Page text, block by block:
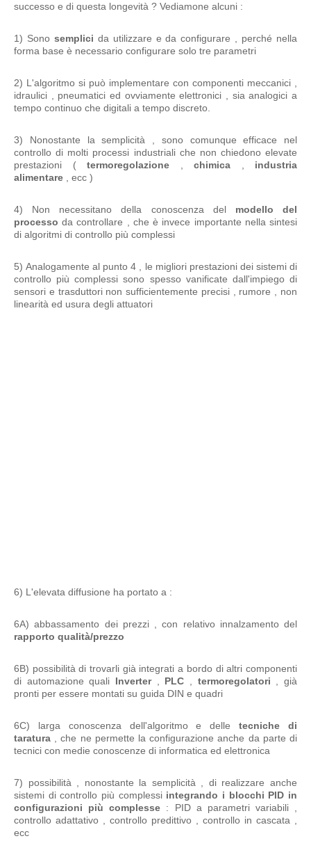
successo e di questa longevità ? Vediamone alcuni :
1) Sono semplici da utilizzare e da configurare , perché nella
forma base è necessario configurare solo tre parametri
2) L'algoritmo si può implementare con componenti meccanici ,
idraulici , pneumatici ed ovviamente elettronici , sia analogici a
tempo continuo che digitali a tempo discreto.
3) Nonostante la semplicità , sono comunque efficace nel
controllo di molti processi industriali che non chiedono elevate
prestazioni ( termoregolazione chimica
industria
alimentare , ecc )
4) Non necessitano della conoscenza del modello
del
processo da controllare , che è invece importante nella sintesi
di algoritmi di controllo più complessi
5) Analogamente al punto 4 , le migliori prestazioni dei sistemi di
controllo più complessi sono spesso vanificate dall'impiego di
sensori e trasduttori non sufficientemente precisi , rumore , non
linearità ed usura degli attuatori
6) L'elevata diffusione ha portato a :
6A) abbassamento dei prezzi , con relativo innalzamento del
rapporto qualità/prezzo
6B) possibilità di trovarli già integrati a bordo di altri componenti
di automazione quali Inverter, PLC termoregolatori
, già
pronti per essere montati su guida DIN e quadri
6C) larga conoscenza dell'algoritmo e delletecniche di
taratura , che ne permette la configurazione anche da parte di
tecnici con medie conoscenze di informatica ed elettronica
7) possibilità , nonostante la semplicità , di realizzare anche
sistemi di controllo più complessi integrando i blocchi PID in
configurazioni più complesse : PID a parametri variabili ,
controllo adattativo , controllo predittivo , controllo in cascata ,
ecc